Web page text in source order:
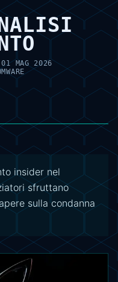
01 MAG 2026
insider nel
sfruttano
sulla condanna